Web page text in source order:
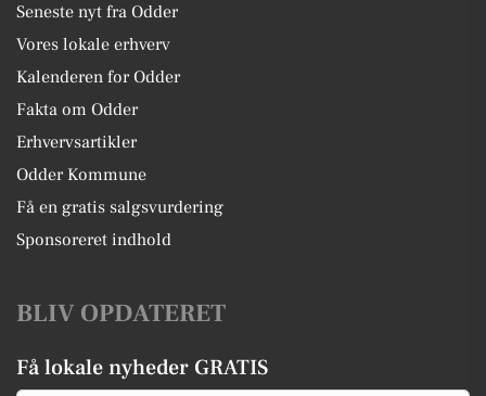
Seneste nyt fra Odder
Vores lokale erhverv
Kalenderen for Odder
Fakta om Odder
Erhvervsartikler
Odder Kommune
Få en gratis salgsvurdering
Sponsoreret indhold
BLIV OPDATERET
Få lokale nyheder GRATIS